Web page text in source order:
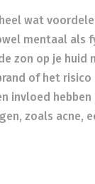
wat
mentaal als
zon op je huid
of het risico
invloed hebben
zoals acne,